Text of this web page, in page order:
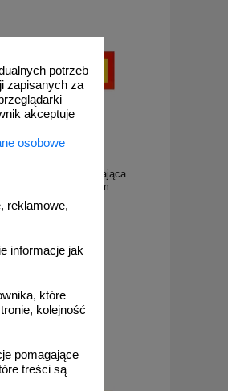
potrzeb
zapisanych za
akceptuje
osobowe
reklamowe,
informacje jak
które
kolejność
pomagające
treści są
ADR - wyróżniająca
naczepy P2 20x56cm
51,50 zł netto
do koszyka